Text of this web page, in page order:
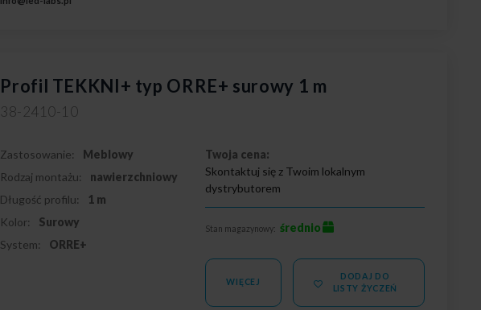
Profil TEKKNI+ typ ORRE+ surowy 1 m
38-2410-10
Zastosowanie:
Meblowy
Rodzaj montażu:
nawierzchniowy
Długość profilu:
1 m
Kolor:
Surowy
System:
ORRE+
Twoja cena:
Skontaktuj się z Twoim lokalnym
dystrybutorem
Stan magazynowy: średnio
WIĘCEJ
DODAJ DO
LISTY ŻYCZEŃ